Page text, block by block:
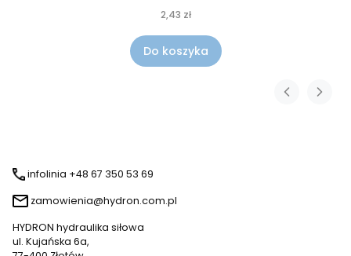
2,43 zł
Do koszyka
infolinia +48 67 350 53 69
zamowienia@hydron.com.pl
HYDRON hydraulika siłowa
ul. Kujańska 6a,